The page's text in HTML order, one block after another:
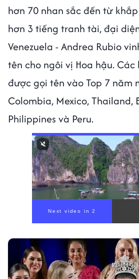
hơn 70 nhan sắc đến từ
hơn 3 tiếng tranh tài, đại
Venezuela - Andrea Rubio
tên cho ngôi vị Hoa hậu.
được gọi tên vào Top 7 năm
Colombia, Mexico, Thailand,
Philippines và Peru.